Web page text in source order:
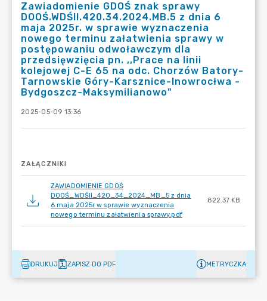
Zawiadomienie GDOŚ znak sprawy
DOOŚ.WDŚII.420.34.2024.MB.5 z dnia 6
maja 2025r. w sprawie wyznaczenia
nowego terminu załatwienia sprawy w
postępowaniu odwoławczym dla
przedsięwzięcia pn. ,,Prace na linii
kolejowej C-E 65 na odc. Chorzów Batory-
Tarnowskie Góry-Karsznice-Inowrocłwa -
Bydgoszcz-Maksymilianowo"
2025-05-09 13:36
ZAŁĄCZNIKI
ZAWIADOMIENIE GDOŚ
DOOŚ_WDŚII_420_34_2024_MB_5 z dnia
6 maja 2025r w sprawie wyznaczenia
nowego terminu załatwienia sprawy.pdf
822.37 KB
DRUKUJ ZAPISZ DO PDF METRYCZKA